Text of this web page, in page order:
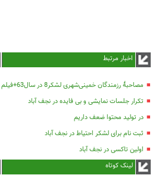
اخبار مرتبط
مصاحبۀ رزمندگان خمینی‌شهری لشکر8 در سال63+فیلم
تکرار جلسات نمایشی و بی فایده در نجف آباد
در تولید محتوا ضعف داریم
ثبت نام برای لشکر احتیاط در نجف آباد
اولین تاکسی در نجف آباد
لینک کوتاه